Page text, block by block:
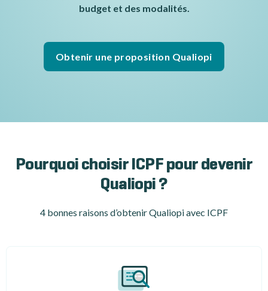
budget et des modalités.
Obtenir une proposition Qualiopi
Pourquoi choisir ICPF pour devenir
Qualiopi ?
4 bonnes raisons d’obtenir Qualiopi avec ICPF